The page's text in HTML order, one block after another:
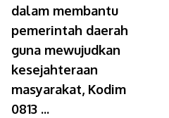
dalam membantu
pemerintah daerah
guna mewujudkan
kesejahteraan
masyarakat, Kodim
0813 ...